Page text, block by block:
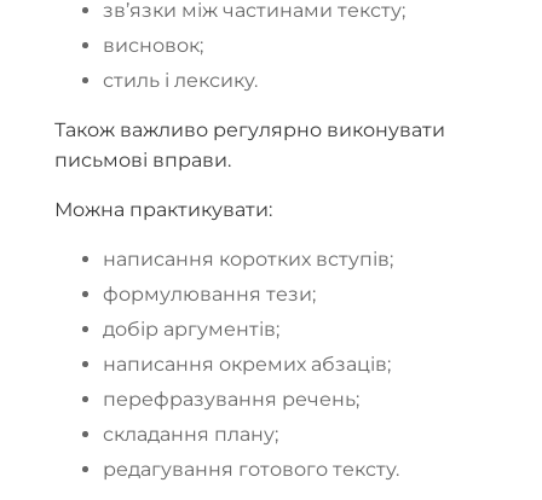
зв’язки між частинами тексту;
висновок;
стиль і лексику.
Також важливо регулярно виконувати
письмові вправи.
Можна практикувати:
написання коротких вступів;
формулювання тези;
добір аргументів;
написання окремих абзаців;
перефразування речень;
складання плану;
редагування готового тексту.